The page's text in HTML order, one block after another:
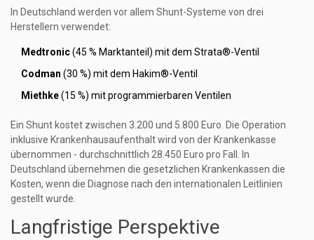
In Deutschland werden vor allem Shunt-Systeme von drei
Herstellern verwendet:
Medtronic(45 % Marktanteil) mit dem Strata®-Ventil
Codman (30 %) mit dem Hakim®-Ventil
Miethke(15 %) mit programmierbaren Ventilen
Ein Shunt kostet zwischen 3.200 und 5.800 Euro. Die Operation
inklusive Krankenhausaufenthalt wird von der Krankenkasse
übernommen - durchschnittlich 28.450 Euro pro Fall. In
Deutschland übernehmen die gesetzlichen Krankenkassen die
Kosten, wenn die Diagnose nach den internationalen Leitlinien
gestellt wurde.
Langfristige Perspektive